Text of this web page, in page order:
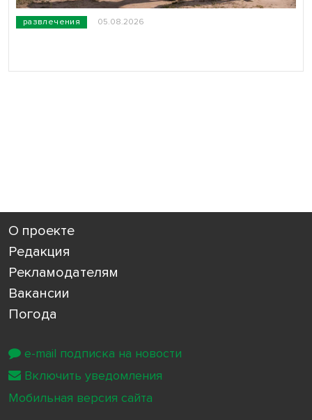
развлечения 05.08.2026
О проекте
Редакция
Рекламодателям
Вакансии
Погода
e-mail подписка на новости
Включить уведомления
Мобильная версия сайта